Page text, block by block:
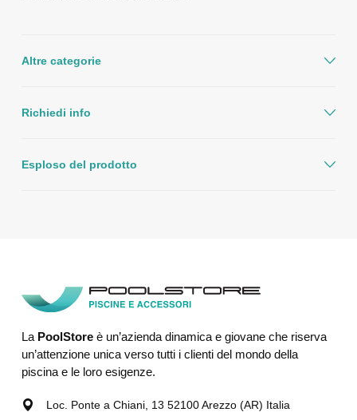
Altre categorie
Richiedi info
Esploso del prodotto
La PoolStoreè un’azienda dinamica e giovane che riserva
un’attenzione unica verso tutti i clienti del mondo della
piscina e le loro esigenze.
Loc. Ponte a Chiani, 13 52100 Arezzo (AR) Italia